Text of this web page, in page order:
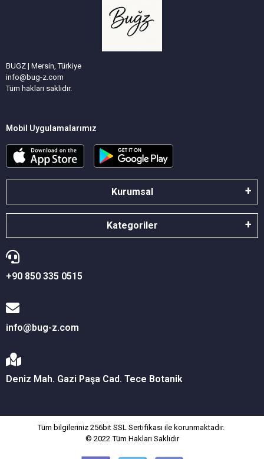
BUGZ | Mersin, Türkiye
info@bug-z.com
Tüm hakları saklıdır.
Mobil Uygulamalarımız
Kurumsal
Kategoriler
+90 850 335 0515
info@bug-z.com
Deniz Mah. Gazi Paşa Cad. Tece Botanik
Tüm bilgileriniz 256bit SSL Sertifikası ile korunmaktadır.
© 2022 Tüm Hakları Saklıdır